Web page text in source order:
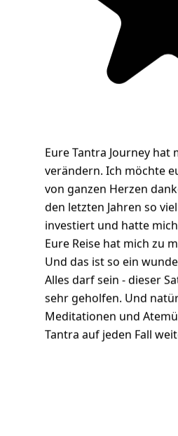
verändern. Ich möchte
von ganzen Herzen
den letzten Jahren so
investiert und hatte
Eure Reise hat mich zu
Meditationen und
Tantra auf jeden Fall